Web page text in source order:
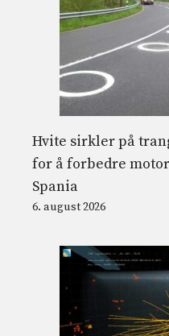
Hvite sirkler på
for å forbedre
Spania
6. august 2026